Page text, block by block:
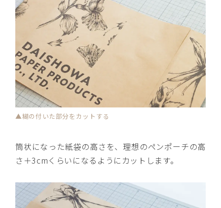
▲糊の付いた部分をカットする
筒状になった紙袋の高さを、理想のペンポーチの高
さ＋3cmくらいになるようにカットします。